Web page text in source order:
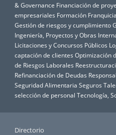
& Governance Financiación de
empresariales Formación
Gestión de riesgos y cumplimiento
Ingeniería, Proyectos y Obras
Licitaciones y Concursos Públicos
captación de clientes Optimización
de Riesgos Laborales
Refinanciación de Deudas
Seguridad Alimentaria Seguros
selección de personal Tecnología,
Directorio